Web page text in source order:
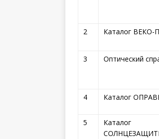
2 Каталог ВЕКО-
3 Оптический
4 Каталог
5
Каталог